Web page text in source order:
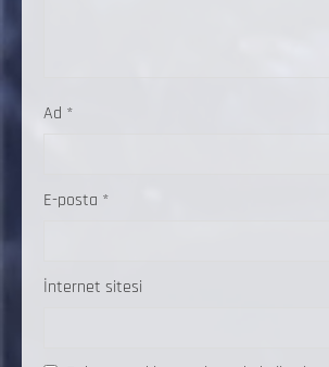
Ad *
E-posta *
İnternet sitesi